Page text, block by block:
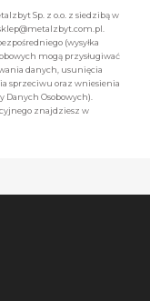
Sp. z o.o. z siedzibą w
(wysyłka
mogą przysługiwać
danych, usunięcia
sprzeciwu oraz wniesienia
Danych Osobowych).
znajdziesz w